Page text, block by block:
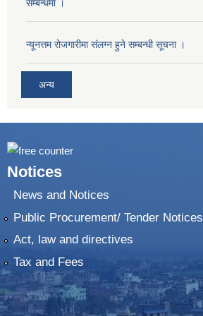
सम्बन्धमा ।
न्यूनत्तम रोजगारीमा संलग्न हुने सम्बन्धी सूचना ।
अन्य
Notices
News and Notices
Public Procurement/ Tender Notices
Act, law and directives
Tax and Fees